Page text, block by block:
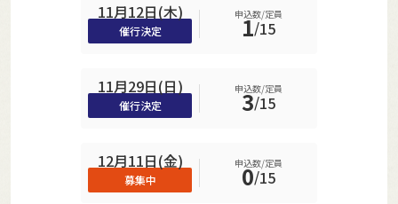
11月12日(木)
催行決定
申込数/定員
1/15
11月29日(日)
催行決定
申込数/定員
3/15
12月11日(金)
募集中
申込数/定員
0/15